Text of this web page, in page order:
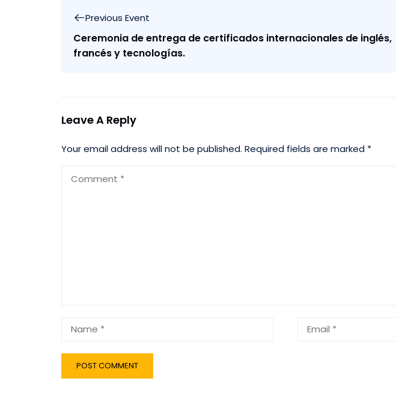
Previous Event
Ceremonia de entrega de certificados internacionales de inglés,
francés y tecnologías.
Leave A Reply
Your email address will not be published. Required fields are marked *